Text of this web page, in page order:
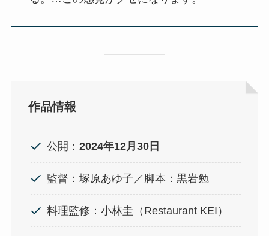
作品情報
公開：2024年12月30日
監督：塚原あゆ子／脚本：黒岩勉
料理監修：小林圭（Restaurant KEI）